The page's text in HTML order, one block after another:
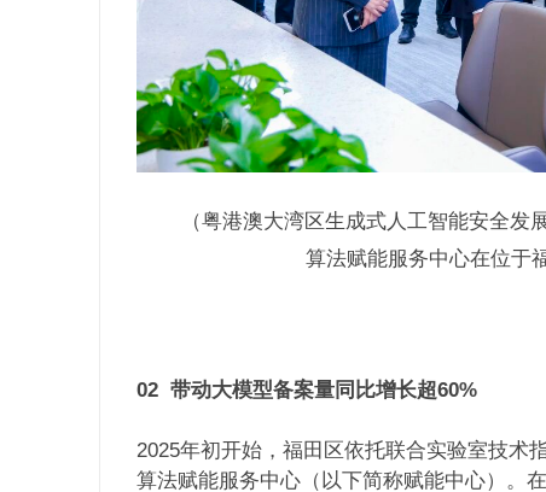
（粤港澳大湾区生成式人工智能安全
算法赋能服务中心在位于
02 带动大模型备案量同比增长超60%
2025年初开始，福田区依托联合实验室技术
算法赋能服务中心（以下简称赋能中心）。